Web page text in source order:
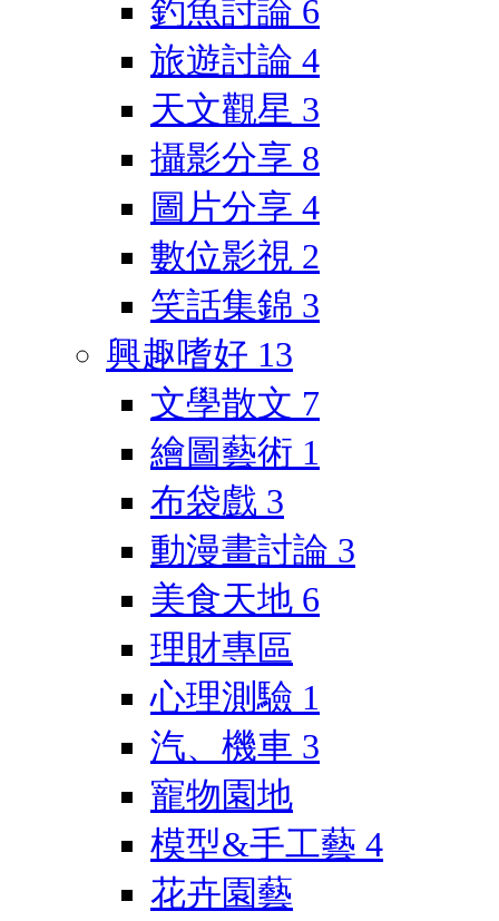
釣魚討論 6
旅遊討論 4
天文觀星 3
攝影分享 8
圖片分享 4
數位影視 2
笑話集錦 3
興趣嗜好 13
文學散文 7
繪圖藝術 1
布袋戲 3
動漫畫討論 3
美食天地 6
理財專區
心理測驗 1
汽、機車 3
寵物園地
模型&手工藝 4
花卉園藝